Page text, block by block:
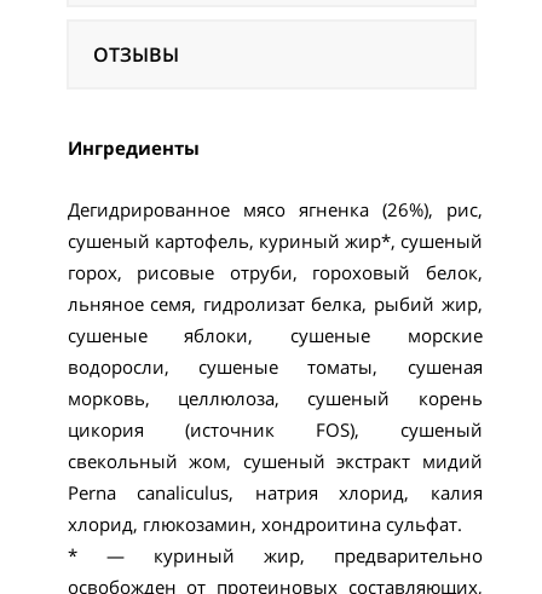
ОТЗЫВЫ
Ингредиенты
Дегидрированное мясо ягненка (26%), рис,
сушеный картофель, куриный жир*, сушеный
горох, рисовые отруби, гороховый белок,
льняное семя, гидролизат белка, рыбий жир,
сушеные яблоки, сушеные морские
водоросли, сушеные томаты, сушеная
морковь, целлюлоза, сушеный корень
цикория (источник FOS), сушеный
свекольный жом, сушеный экстракт мидий
Perna canaliculus, натрия хлорид, калия
хлорид, глюкозамин, хондроитина сульфат.
* — куриный жир, предварительно
освобожден от протеиновых составляющих,